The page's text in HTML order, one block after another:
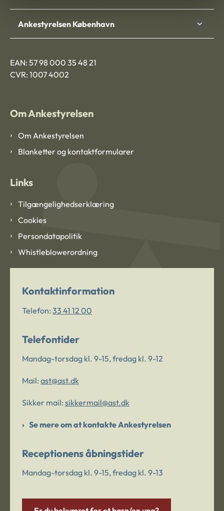
Ankestyrelsen København
EAN: 57 98 000 35 48 21
CVR: 1007 4002
Om Ankestyrelsen
Om Ankestyrelsen
Blanketter og kontaktformularer
Links
Tilgængelighedserklæring
Cookies
Persondatapolitik
Whistleblowerordning
Kontaktinformation
Telefon: 33 41 12 00
Telefontider
Mandag-torsdag kl. 9-15, fredag kl. 9-12
Mail: ast@ast.dk
Sikker mail: sikkermail@ast.dk
Se mere om at kontakte Ankestyrelsen
Receptionens åbningstider
Mandag-torsdag kl. 9-15, fredag kl. 9-13